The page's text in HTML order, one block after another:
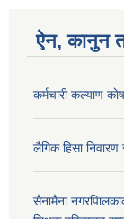
ऐन, कानुन
कर्मचारी कल्याण
लैगिक हिसा निवारण
सैनामैना